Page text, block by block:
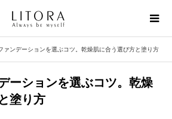
ァンデーションを選ぶコツ。乾燥肌に合う選び方と塗り方
ーションを選ぶコツ。乾燥
塗り方